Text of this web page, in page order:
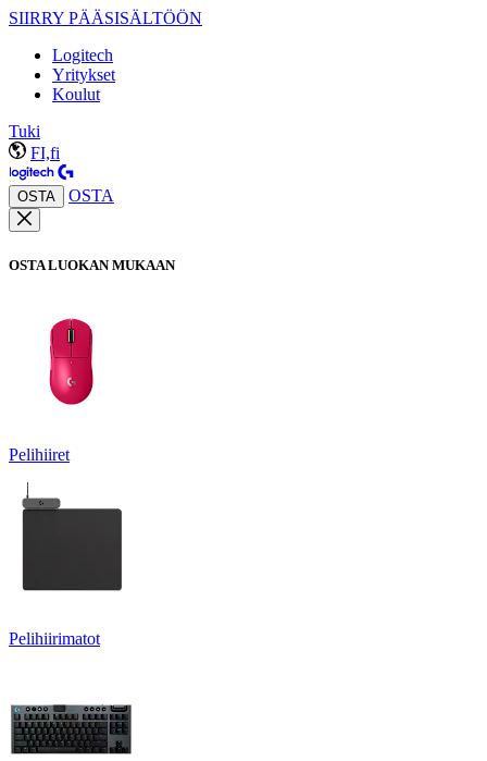
SIIRRY PÄÄSISÄLTÖÖN
Logitech
Yritykset
Koulut
Tuki
FI,fi
OSTA OSTA
OSTA LUOKAN MUKAAN
Pelihiiret
Pelihiirimatot